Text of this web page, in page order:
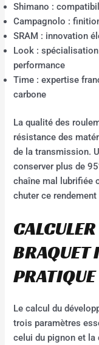
Shimano :
Campagnolo :
SRAM : innovation
Look :
performance
Time : expertise
carbone
La qualité des
résistance des
de la transmission.
conserver plus de
chaîne mal lubrifiée
chuter ce rendement
BRAQUET
PRATIQUE
Le calcul du
trois paramètres
celui du pignon et la